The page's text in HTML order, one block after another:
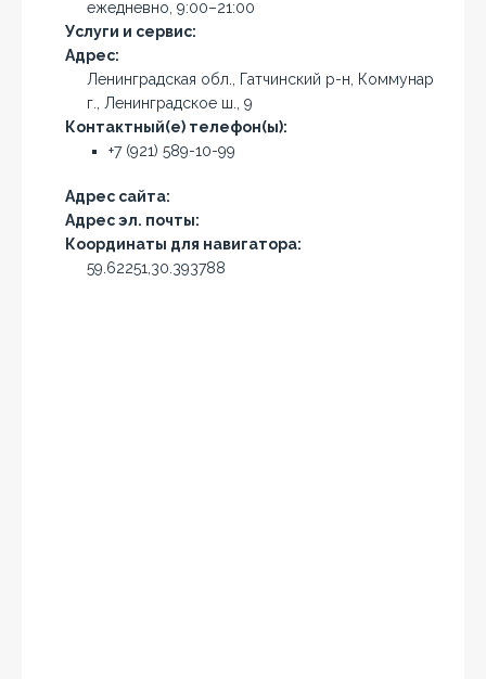
ежедневно, 9:00–21:00
Услуги и сервис:
Адрес:
Ленинградская обл., Гатчинский р-н, Коммунар
г., Ленинградское ш., 9
Контактный(е) телефон(ы):
+7 (921) 589-10-99
Адрес сайта:
Адрес эл. почты:
Координаты для навигатора:
59.62251,30.393788